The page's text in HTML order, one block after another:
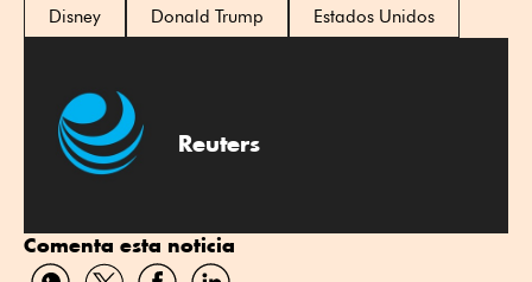
Disney Donald Trump Estados Unidos
Reuters
Comenta esta noticia